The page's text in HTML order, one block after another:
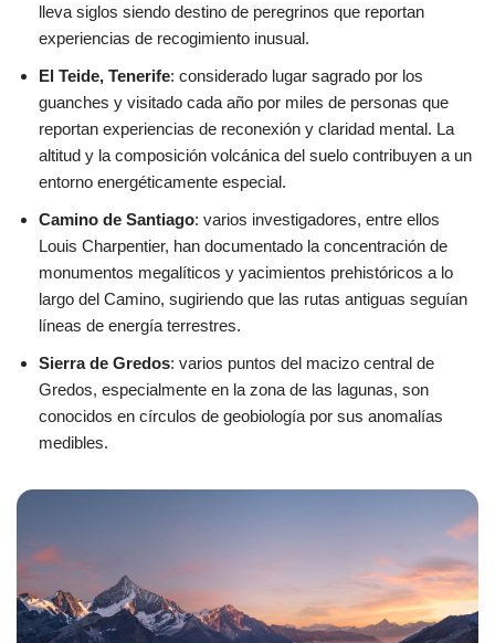
lleva siglos siendo destino de peregrinos que reportan
experiencias de recogimiento inusual.
El Teide, Tenerife: considerado lugar sagrado por los
guanches y visitado cada año por miles de personas que
reportan experiencias de reconexión y claridad mental. La
altitud y la composición volcánica del suelo contribuyen a un
entorno energéticamente especial.
Camino de Santiago: varios investigadores, entre ellos
Louis Charpentier, han documentado la concentración de
monumentos megalíticos y yacimientos prehistóricos a lo
largo del Camino, sugiriendo que las rutas antiguas seguían
líneas de energía terrestres.
Sierra de Gredos: varios puntos del macizo central de
Gredos, especialmente en la zona de las lagunas, son
conocidos en círculos de geobiología por sus anomalías
medibles.